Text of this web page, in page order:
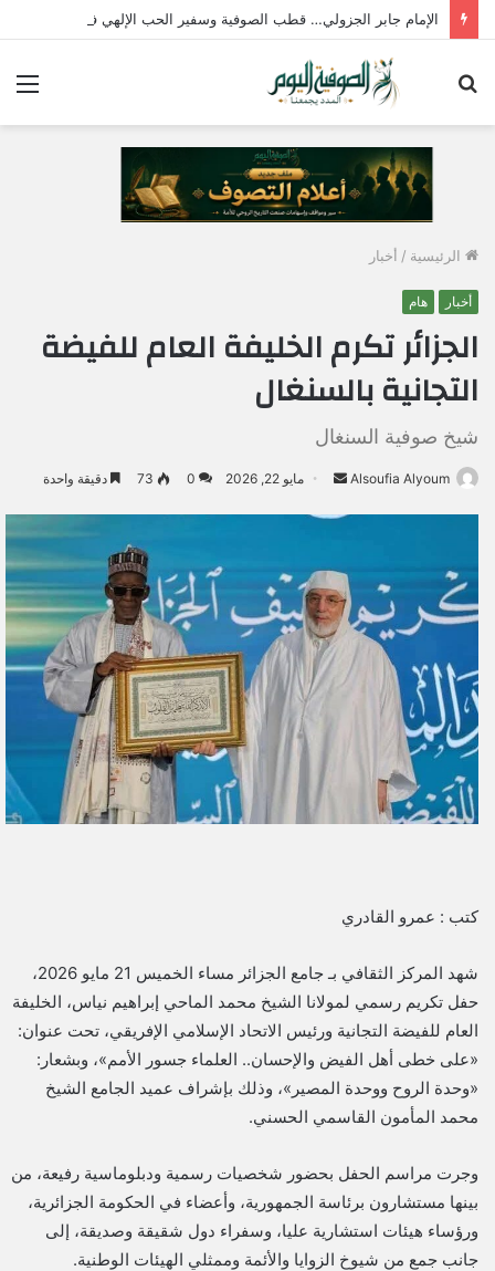
الإمام جابر الجزولي… قطب الصوفية وسفير الحب الإلهي في مصر
الرئيسية / أخبار
أخبار هام
الجزائر تكرم الخليفة العام للفيضة
التجانية بالسنغال
شيخ صوفية السنغال
Alsoufia Alyoum
ب
ر
ي
د
ر
مايو 22, 2026 0
73 دقيقة واحدة
كتب : عمرو القادري
شهد المركز الثقافي بـ جامع الجزائر مساء الخميس 21 مايو 2026،
حفل تكريم رسمي لمولانا الشيخ محمد الماحي إبراهيم نياس، الخليفة
العام للفيضة التجانية ورئيس الاتحاد الإسلامي الإفريقي، تحت عنوان:
«على خطى أهل الفيض والإحسان.. العلماء جسور الأمم»، وبشعار:
«وحدة الروح ووحدة المصير»، وذلك بإشراف عميد الجامع الشيخ
محمد المأمون القاسمي الحسني.
وجرت مراسم الحفل بحضور شخصيات رسمية ودبلوماسية رفيعة، من
بينها مستشارون برئاسة الجمهورية، وأعضاء في الحكومة الجزائرية،
ورؤساء هيئات استشارية عليا، وسفراء دول شقيقة وصديقة، إلى
جانب جمع من شيوخ الزوايا والأئمة وممثلي الهيئات الوطنية.